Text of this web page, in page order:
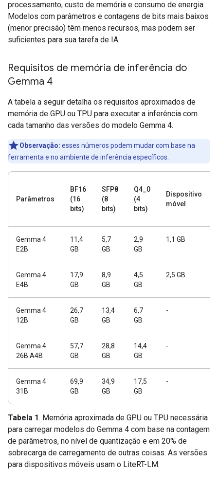
processamento, custo de memória e consumo de energia.
Modelos com parâmetros e contagens de bits mais baixos
(menor precisão) têm menos recursos, mas podem ser
suficientes para sua tarefa de IA.
Requisitos de memória de inferência do
Gemma 4
A tabela a seguir detalha os requisitos aproximados de
memória de GPU ou TPU para executar a inferência com
cada tamanho das versões do modelo Gemma 4.
Observação: esses números podem mudar com base na
ferramenta e no ambiente de inferência específicos.
Parâmetros
BF16
(16
bits)
SFP8
(8
bits)
Q4_0
(4
bits)
Dispositivo
móvel
Gemma 4
E2B
11,4
GB
5,7
GB
2,9
GB
1,1 GB
Gemma 4
E4B
17,9
GB
8,9
GB
4,5
GB
2,5 GB
Gemma 4
12B
26,7
GB
13,4
GB
6,7
GB
-
Gemma 4
26B A4B
57,7
GB
28,8
GB
14,4
GB
-
Gemma 4
31B
69,9
GB
34,9
GB
17,5
GB
-
Tabela 1. Memória aproximada de GPU ou TPU necessária
para carregar modelos do Gemma 4 com base na contagem
de parâmetros, no nível de quantização e em 20% de
sobrecarga de carregamento de outras coisas. As versões
para dispositivos móveis usam o LiteRT-LM.